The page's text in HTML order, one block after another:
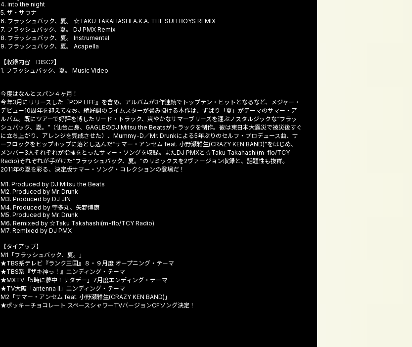
4. into the night
5. ザ・サウナ
6. フラッシュバック、夏。 ☆TAKU TAKAHASHI A.K.A. THE SUITBOYS REMIX
7. フラッシュバック、夏。 DJ PMX Remix
8. フラッシュバック、夏。 Instrumental
9. フラッシュバック、夏。 Acapella
【収録内容 DISC2】
1. フラッシュバック、夏。 Music Video
今度はなんとスパン４ヶ月！
今年3月にリリースした『POP LIFE』を含め、アルバムが3作連続でトップテン・ヒットとなるなど、メジャー・
デビュー10周年を迎えてなお、絶好調のライムスターが畳み掛ける本作は、ずばり「夏」がテーマのサマー・ア
ルバム。既にツアーで好評を博したリード・トラック、爽やかなサマーブリーズを運ぶノスタルジックな“フラッ
シュバック、夏。”（仙台出身、GAGLEのDJ Mitsu the Beatsがトラックを制作。彼は東日本大震災で被災後すぐ
に立ち上がり、アレンジを完成させた）、Mummy-D／Mr. Drunkによる5年ぶりのセルフ・プロデュース曲、サ
ーフロックをヒップホップに落とし込んだ“サマー・アンセム feat. 小野瀬雅生(CRAZY KEN BAND)”をはじめ、
メンバー3人それぞれが指揮をとったサマー・ソングを収録。またDJ PMXと☆Taku Takahashi(m-flo/TCY
Radio)それぞれが手がけた“フラッシュバック、夏。”のリミックスを2ヴァージョン収録と、話題性も抜群。
2011年の夏を彩る、決定版サマー・ソング・コレクションの登場だ！
M1. Produced by DJ Mitsu the Beats
M2. Produced by Mr. Drunk
M3. Produced by DJ JIN
M4. Produced by 宇多丸、矢野博康
M5. Produced by Mr. Drunk
M6. Remixed by ☆Taku Takahashi(m-flo/TCY Radio)
M7. Remixed by DJ PMX
【タイアップ】
M1「フラッシュバック、夏。」
★TBS系テレビ『ランク王国』８・９月度 オープニング・テーマ
★TBS系『ザキ神っ！』エンディング・テーマ
★MXTV「5時に夢中！サタデー」7月度エンディング・テーマ
★TV大阪「antenna II」エンディング・テーマ
M2「サマー・アンセム feat. 小野瀬雅生(CRAZY KEN BAND)」
★ポッキーチョコレート スペースシャワーTVバージョンCFソング決定！